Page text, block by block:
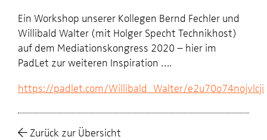
Ein Workshop unserer Kollegen Bernd Fechler und
Willibald Walter (mit Holger Specht Technikhost)
auf dem Mediationskongress 2020 – hier im
PadLet zur weiteren Inspiration ….
https://padlet.com/Willibald_Walter/e2u70o74nojvlcji
Zurück zur Übersicht